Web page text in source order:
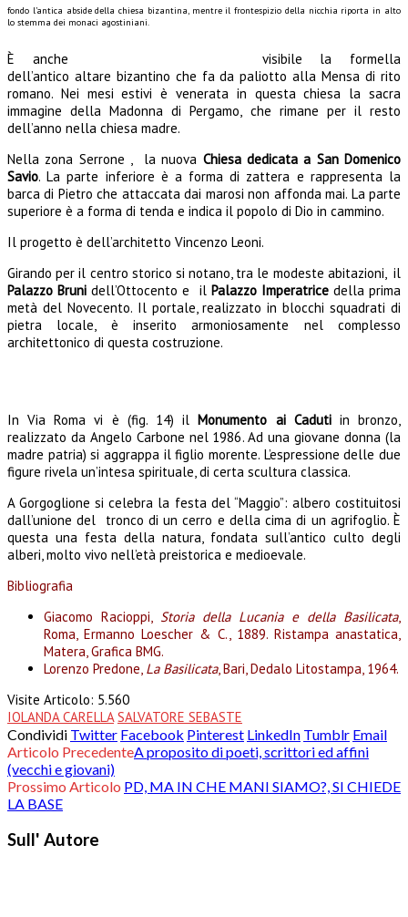
fondo l’antica abside della chiesa bizantina, mentre il frontespizio della nicchia riporta in alto
lo stemma dei monaci agostiniani.
È anche
visibile la formella
dell’antico altare bizantino che fa da paliotto alla Mensa di rito
romano. Nei mesi estivi è venerata in questa chiesa la sacra
immagine della Madonna di Pergamo, che rimane per il resto
dell’anno nella chiesa madre.
Nella zona Serrone , la nuova Chiesa dedicata a San Domenico
Savio. La parte inferiore è a forma di zattera e rappresenta la
barca di Pietro che attaccata dai marosi non affonda mai. La parte
superiore è a forma di tenda e indica il popolo di Dio in cammino.
Il progetto è dell’architetto Vincenzo Leoni.
Girando per il centro storico si notano, tra le modeste abitazioni, il
Palazzo Bruni dell’Ottocento e il Palazzo Imperatricedella prima
metà del Novecento. Il portale, realizzato in blocchi squadrati di
pietra locale, è inserito armoniosamente nel complesso
architettonico di questa costruzione.
In Via Roma vi è (fig. 14) ilMonumento ai Cadutiin bronzo,
realizzato da Angelo Carbone nel 1986. Ad una giovane donna (la
madre patria) si aggrappa il figlio morente. L’espressione delle due
figure rivela un’intesa spirituale, di certa scultura classica.
A Gorgoglione si celebra la festa del “Maggio”: albero costituitosi
dall’unione del tronco di un cerro e della cima di un agrifoglio. È
questa una festa della natura, fondata sull’antico culto degli
alberi, molto vivo nell’età preistorica e medioevale.
Bibliografia
Giacomo Racioppi, Storia della Lucania e della Basilicata,
Roma, Ermanno Loescher & C., 1889. Ristampa anastatica,
Matera, Grafica BMG.
Lorenzo Predone, La Basilicata, Bari, Dedalo Litostampa, 1964.
Visite Articolo: 5.560
IOLANDA CARELLA SALVATORE SEBASTE
Condividi Twitter Facebook Pinterest LinkedIn Tumblr Email
Articolo PrecedenteA proposito di poeti, scrittori ed affini
(vecchi e giovani)
Prossimo Articolo PD, MA IN CHE MANI SIAMO?, SI CHIEDE
LA BASE
Sull' Autore